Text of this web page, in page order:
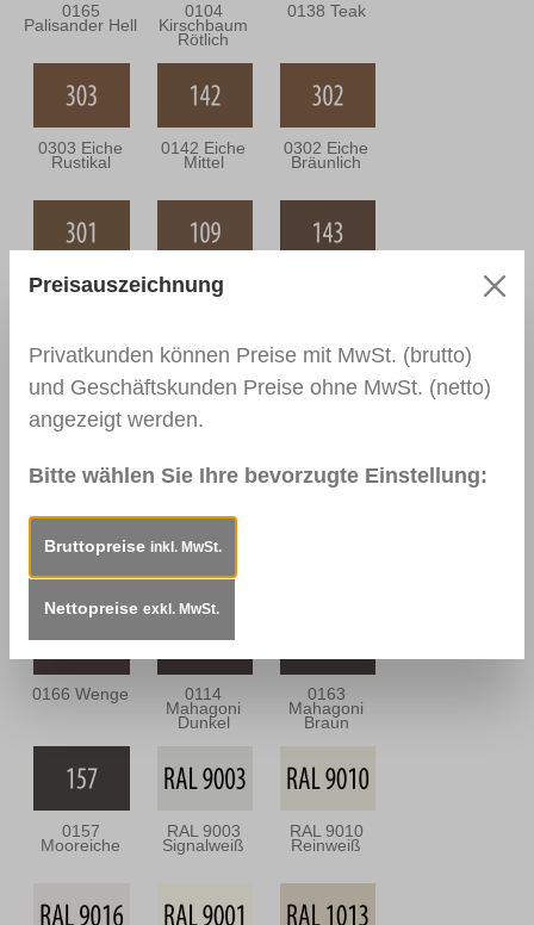
0165
Palisander Hell
0104
Kirschbaum
Rötlich
0138 Teak
0303 Eiche
Rustikal
0142 Eiche
Mittel
0302 Eiche
Bräunlich
0301 Eiche
Grünlich
0109
Nussbaum
0144 Braun 0110
0113
Mahagoni Hell
0164
Nussbaum
Antik
0166 Wenge 0114
Mahagoni
Dunkel
0163
Mahagoni
Braun
0157
Mooreiche
RAL 9003
Signalweiß
RAL 9010
Reinweiß
Preisauszeichnung
Privatkunden können Preise mit MwSt. (brutto)
und Geschäftskunden Preise ohne MwSt. (netto)
angezeigt werden.
Bitte wählen Sie Ihre bevorzugte Einstellung:
Bruttopreise inkl. MwSt.
Nettopreise exkl. MwSt.